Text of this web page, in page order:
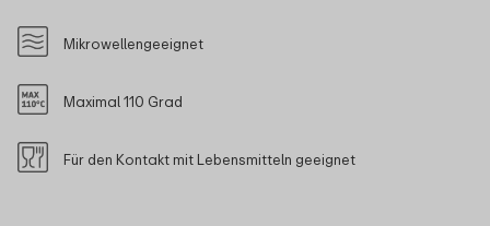
Mikrowellengeeignet
Maximal 110 Grad
Für den Kontakt mit Lebensmitteln geeignet